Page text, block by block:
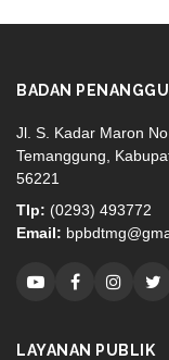
BADAN
Jl. S. Kadar Maron
Temanggung,
56221
Tlp: (0293) 493772
Email:
LAYANAN PUBLIK